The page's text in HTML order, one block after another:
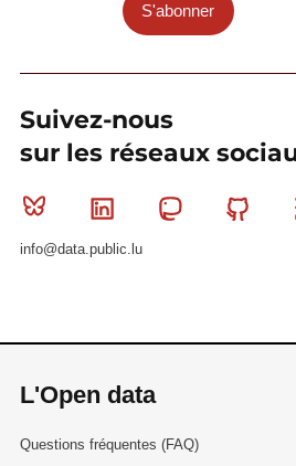
S'abonner
Suivez-nous
sur les réseaux
Bluesky Linkedin Mastodon
info@data.public.lu
L'Open data
Questions fréquentes (FAQ)